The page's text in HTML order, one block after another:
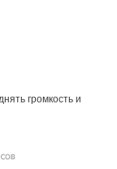
громкость и